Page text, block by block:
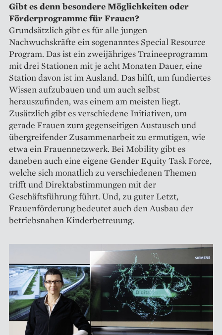
Gibt es denn besondere ­Möglichkeiten oder
Förder­programme für Frauen?
Grundsätzlich gibt es für alle jungen
Nachwuchskräfte ein sogenanntes Special Resource
Program. Das ist ein zweijähriges Traineeprogramm
mit drei Stationen mit je acht Monaten Dauer, eine
Station davon ist im Ausland. Das hilft, um fundiertes
Wissen aufzubauen und um auch selbst
herauszufinden, was einem am meisten liegt.
Zusätzlich gibt es verschiedene Initiativen, um
gerade Frauen zum gegenseitigen Austausch und
übergreifender Zusammenarbeit zu ermutigen, wie
etwa ein Frauennetzwerk. Bei Mobility gibt es
daneben auch eine eigene Gender Equity Task Force,
welche sich monatlich zu verschiedenen Themen
trifft und Direktabstimmungen mit der
Geschäftsführung führt. Und, zu guter Letzt,
Frauenförderung bedeutet auch den Ausbau der
betriebsnahen Kinderbetreuung.